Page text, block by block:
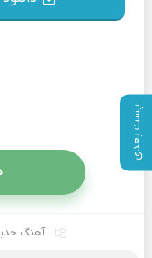
پست بعدی
آهنگ